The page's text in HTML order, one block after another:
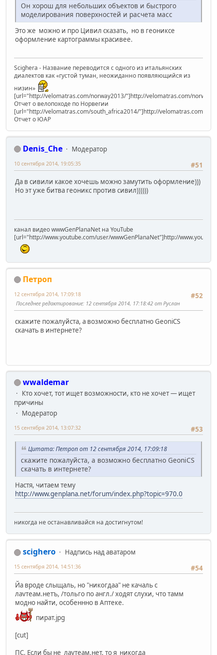
Он хорош для небольших объектов и быстрого
моделирования поверхностей и расчета масс
Это же можно и про Цивил сказать, но в геониксе
оформление картограммы красивее.
Scighera - Название переводится с одного из итальянских
диалектов как «густой туман, неожиданно появляющийся из
низин»
[url="http://velomatras.com/norway2013/"]http://velomatras.com/
Отчет о велопоходе по Норвегии
[url="http://velomatras.com/south_africa2014/"]http://velomatras.com/
Отчет о ЮАР
Denis_Che
Модератор
#51
10 сентября 2014, 19:05:35
Да в сивили какое хочешь можно замутить оформление)))
Но эт уже битва геоникс против сивил))))))
канал видео wwwGenPlanaNet на YouTube
[url="http://www.youtube.com/user/wwwGenPlanaNet"]http://
Петроп
#52
12 сентября 2014, 17:09:18
Последнее редактирование: 12 сентября 2014, 17:18:42 от Руслан
скажите пожалуйста, а возможно бесплатно GeoniCS
скачать в интернете?
wwaldemar
Кто хочет, тот ищет возможности, кто не хочет — ищет
причины
Модератор
#53
15 сентября 2014, 13:07:32
Цитата: Петроп от 12 сентября 2014, 17:09:18
скажите пожалуйста, а возможно бесплатно GeoniCS
скачать в интернете?
Настя, читаем тему
http://www.genplana.net/forum/index.php?topic=970.0
никогда не останавливайся на достигнутом!
scighero
Надпись над аватаром
#54
15 сентября 2014, 14:51:36
Йа вроде слыщаль, но "никогдаа" не качаль с
лаvтеам.нетъ, /тольго по англ./ ходят слухи, что тамм
модно найти, особеннно в Аптеке.
пират.jpg
[cut]
ПС. Если бы не лаvтеам.нет, то я никогда